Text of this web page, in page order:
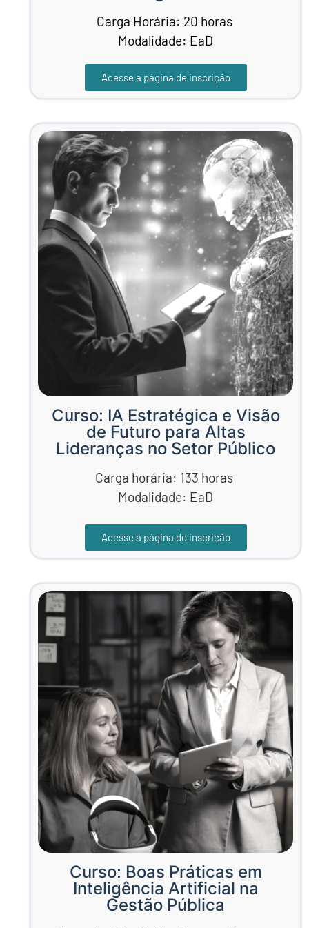
Carga Horária: 20 horas
Modalidade: EaD
Acesse a página de inscrição
Curso: IA Estratégica e Visão
de Futuro para Altas
Lideranças no Setor Público
Carga horária: 133 horas
Modalidade: EaD
Acesse a página de inscrição
Curso: Boas Práticas em
Inteligência Artificial na
Gestão Pública